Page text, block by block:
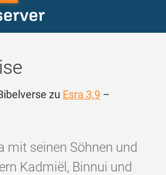
zu Esra 3,9 –
mit seinen Söhnen und
Kadmiël, Binnui und